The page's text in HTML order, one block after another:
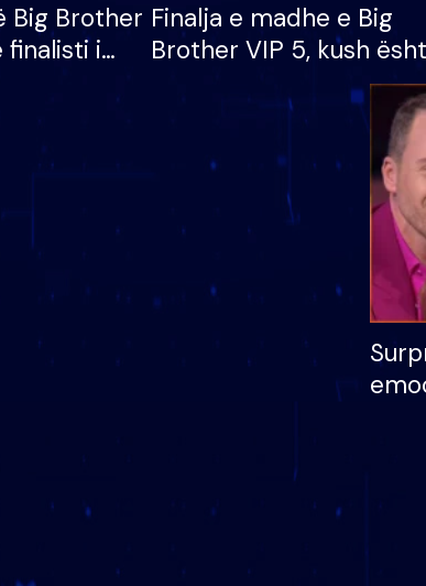
Big Brother
finalisti i
Finalja e madhe e Big
Brother VIP 5, kush
banori i parë që lë
dhe humb mundësinë
të fituar çmimin e madh